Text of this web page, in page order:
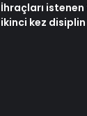
İhraçları
ikinci kez